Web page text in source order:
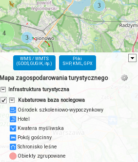
WMS / WMTS
(GDOŚ, GUGIK, itp.)
Pliki
SHP, KML, GPX
Mapa zagospodarowania turystycznego
Infrastruktura turystyczna
Kubaturowa baza noclegowa
Ośrodek szkoleniowo-wypoczynkowy
Hotel
Kwatera myśliwska
Pokój gościnny
Schronisko leśne
Obiekty zgrupowane